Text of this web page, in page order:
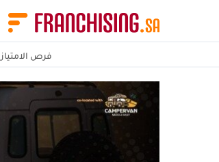
فرص الامتياز